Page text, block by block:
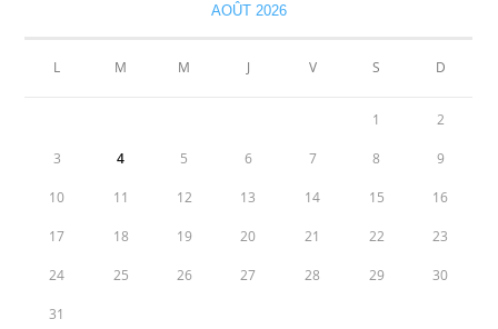
AOÛT 2026
L M M J V S D
1 2
3 4 5 6 7 8 9
10 11 12 13 14 15 16
17 18 19 20 21 22 23
24 25 26 27 28 29 30
31